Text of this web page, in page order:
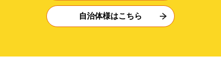
自治体様はこちら